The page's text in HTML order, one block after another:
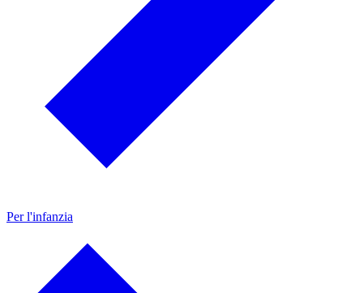
Per l'infanzia